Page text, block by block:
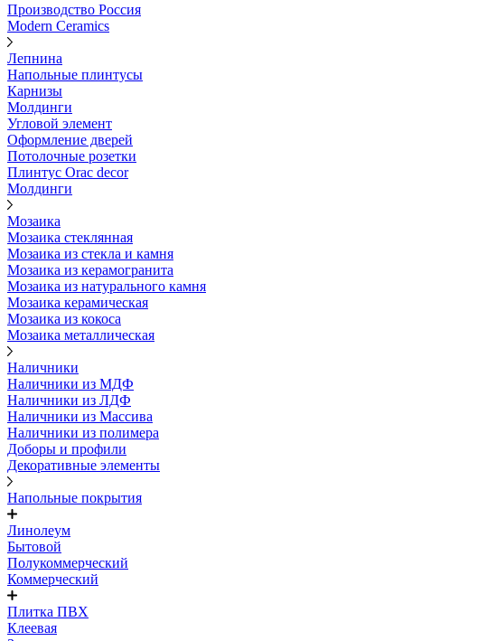
Производство Россия
Modern Ceramics
Лепнина
Напольные плинтусы
Карнизы
Молдинги
Угловой элемент
Оформление дверей
Потолочные розетки
Плинтус Orac decor
Молдинги
Мозаика
Мозаика стеклянная
Мозаика из стекла и камня
Мозаика из керамогранита
Мозаика из натурального камня
Мозаика керамическая
Мозаика из кокоса
Мозаика металлическая
Наличники
Наличники из МДФ
Наличники из ЛДФ
Наличники из Массива
Наличники из полимера
Доборы и профили
Декоративные элементы
Напольные покрытия
Линолеум
Бытовой
Полукоммерческий
Коммерческий
Плитка ПВХ
Клеевая